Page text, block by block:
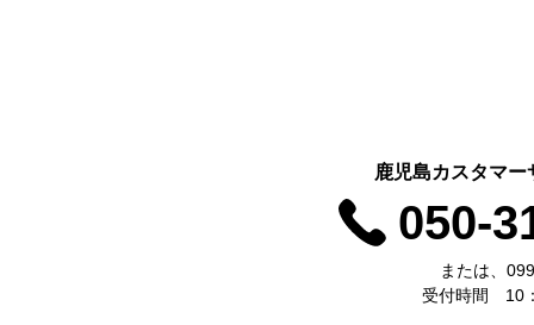
鹿児島カスタマ
050-
または、
受付時間 10